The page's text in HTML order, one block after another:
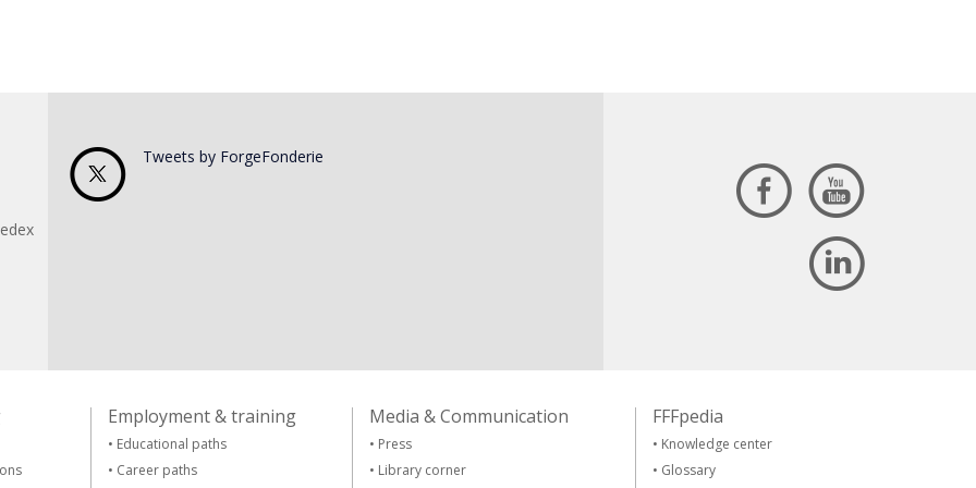
Tweets by ForgeFonderie
Employment & training
• Educational paths
• Career paths
Media & Communication
• Press
• Library corner
FFFpedia
• Knowledge center
• Glossary